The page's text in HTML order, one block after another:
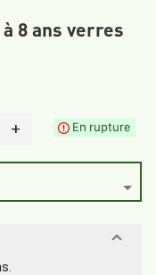
8 ans verres
+ En rupture